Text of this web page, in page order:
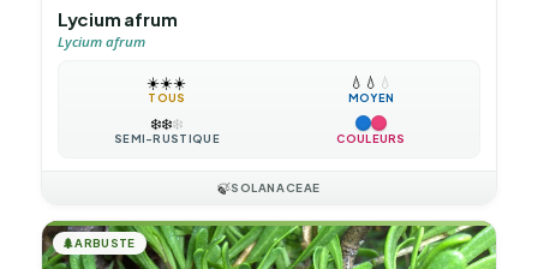
Lycium afrum
Lycium afrum
☀️☀️☀️
TOUS
💧 💧 💧
MOYEN
❄️❄️❄️
SEMI-RUSTIQUE COULEURS
🍃SOLANACEAE
🌲ARBUSTE